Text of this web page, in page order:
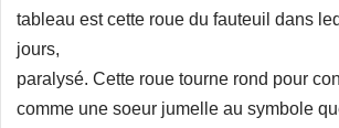
tableau est cette roue du fauteuil dans
jours,
paralysé. Cette roue tourne rond pour
comme une soeur jumelle au symbole